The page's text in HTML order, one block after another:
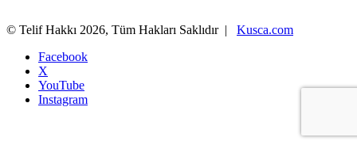
© Telif Hakkı 2026, Tüm Hakları Saklıdır | Kusca.com
Facebook
X
YouTube
Instagram